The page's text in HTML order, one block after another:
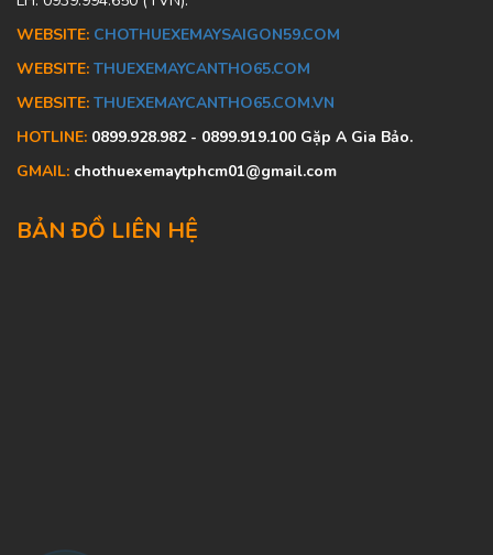
WEBSITE: CHOTHUEXEMAYSAIGON59.COM
WEBSITE: THUEXEMAYCANTHO65.COM
WEBSITE: THUEXEMAYCANTHO65.COM.VN
HOTLINE: 0899.928.982 - 0899.919.100 Gặp A Gia Bảo.
GMAIL: chothuexemaytphcm01@gmail.com
BẢN ĐỒ LIÊN HỆ